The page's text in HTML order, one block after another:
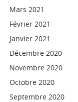
Mars 2021
Février 2021
Janvier 2021
Décembre 2020
Novembre 2020
Octobre 2020
Septembre 2020